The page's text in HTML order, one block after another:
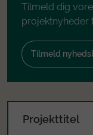
Tilmeld dig
projektnyheder
Tilmeld
Projekttitel